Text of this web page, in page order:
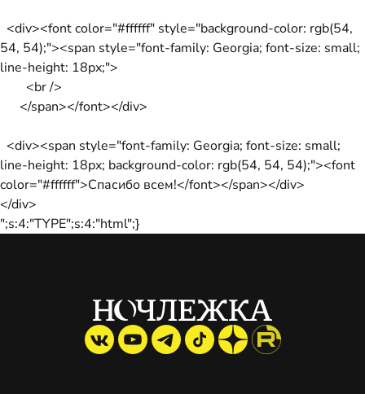
<div><font color="#ffffff" style="background-color: rgb(54,
54, 54);"><span style="font-family: Georgia; font-size: small;
line-height: 18px;">
<br />
</span></font></div>
<div><span style="font-family: Georgia; font-size: small;
line-height: 18px; background-color: rgb(54, 54, 54);"><font
color="#ffffff">Спасибо всем!</font></span></div>
</div>
";s:4:"TYPE";s:4:"html";}